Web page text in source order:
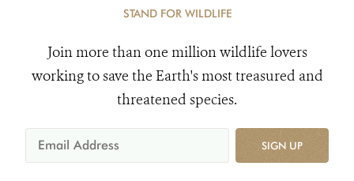
STAND FOR WILDLIFE
Join more than one million wildlife lovers
working to save the Earth's most treasured and
threatened species.
SIGN UP